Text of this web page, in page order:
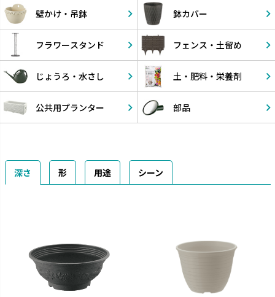
壁かけ・ 吊鉢 鉢カバー
フラワースタンド フェンス・ 土留め
じょうろ・ 水さし 土・肥料・ 栄養剤
公共用プランター 部品
深さ 形 用途 シーン